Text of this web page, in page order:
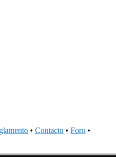
• Contacto • Foro •